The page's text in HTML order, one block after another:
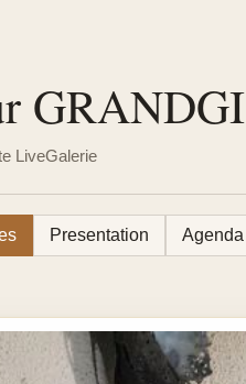
GRANDGI
LiveGalerie
Presentation Agenda